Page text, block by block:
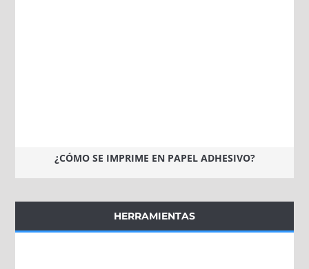
¿CÓMO SE IMPRIME EN PAPEL ADHESIVO?
HERRAMIENTAS